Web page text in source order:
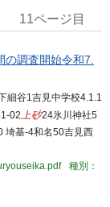
11ページ目
調査開始令和7.
細谷1吉見中学校4.1.1
02上砂24氷川神社5
埼基-4和名50吉見西
種別：